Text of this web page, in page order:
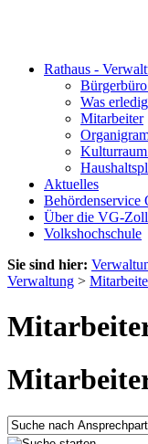
Rathaus -
Was
Mitarbeiter
Aktuelles
Behördenservice
Über die VG-
Volkshochschule
Sie sind hier:
Verwaltung >